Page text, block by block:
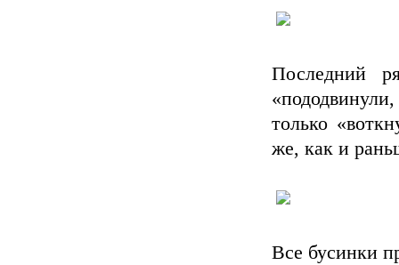
Последний
только
же, как и
Все бусинки